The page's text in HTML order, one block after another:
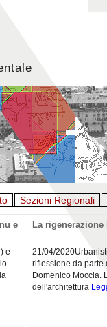
Sezioni Regionali
e
e
La
21/04/
riflessione da parte
Domenico Moccia.
dell'architettura